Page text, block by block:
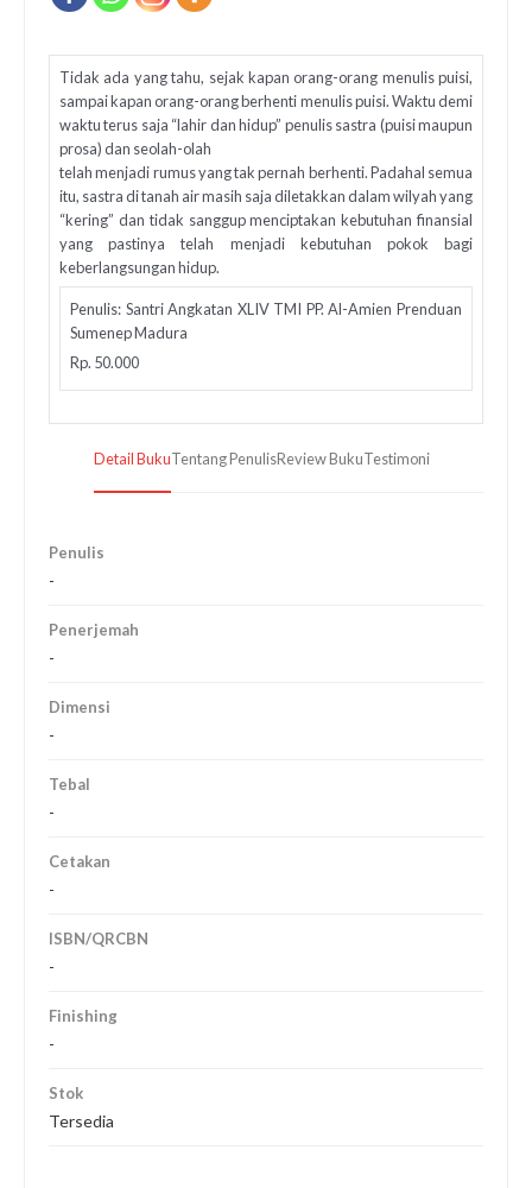
Tidak ada yang tahu, sejak kapan orang-orang menulis puisi,
sampai kapan orang-orang berhenti menulis puisi. Waktu demi
waktu terus saja “lahir dan hidup” penulis sastra (puisi maupun
prosa) dan seolah-olah
telah menjadi rumus yang tak pernah berhenti. Padahal semua
itu, sastra di tanah air masih saja diletakkan dalam wilyah yang
“kering” dan tidak sanggup menciptakan kebutuhan finansial
yang pastinya telah menjadi kebutuhan pokok bagi
keberlangsungan hidup.
Penulis: Santri Angkatan XLIV TMI PP. Al-Amien Prenduan
Sumenep Madura
Rp. 50.000
Detail BukuTentang PenulisReview BukuTestimoni
Penulis
-
Penerjemah
-
Dimensi
-
Tebal
-
Cetakan
-
ISBN/QRCBN
-
Finishing
-
Stok
Tersedia